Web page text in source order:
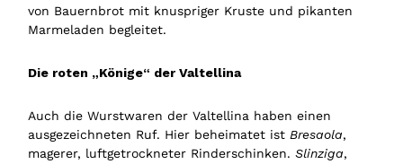
von Bauernbrot mit knuspriger Kruste und pikanten
Marmeladen begleitet.
Die roten „Könige“ der Valtellina
Auch die Wurstwaren der Valtellina haben einen
ausgezeichneten Ruf. Hier beheimatet ist Bresaola,
magerer, luftgetrockneter Rinderschinken. Slinziga,